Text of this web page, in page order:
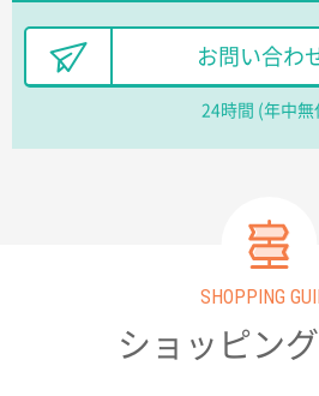
他のサイトにない商品があっ
埼玉県のお客様
ポリ袋 手穴A4サイズ5000枚
ワンポイントポリ袋 B4サイズ
2026年03月17日 19:11
お問い合わ
24時間 (年中無
SHOPPING
ショッピン